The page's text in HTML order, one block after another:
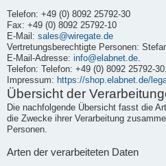
Telefon: +49 (0) 8092 25792-30
Fax: +49 (0) 8092 25792-10
E-Mail: sales@wiregate.de
Vertretungsberechtigte Personen:
E-Mail-Adresse: info@elabnet.de.
Telefon: Telefon: +49 (0) 8092 25792-30.
Impressum: https://shop.elabnet.de/
Übersicht der
Die nachfolgende Übersicht fasst die
die Zwecke ihrer Verarbeitung
Personen.
Arten der verarbeiteten Daten